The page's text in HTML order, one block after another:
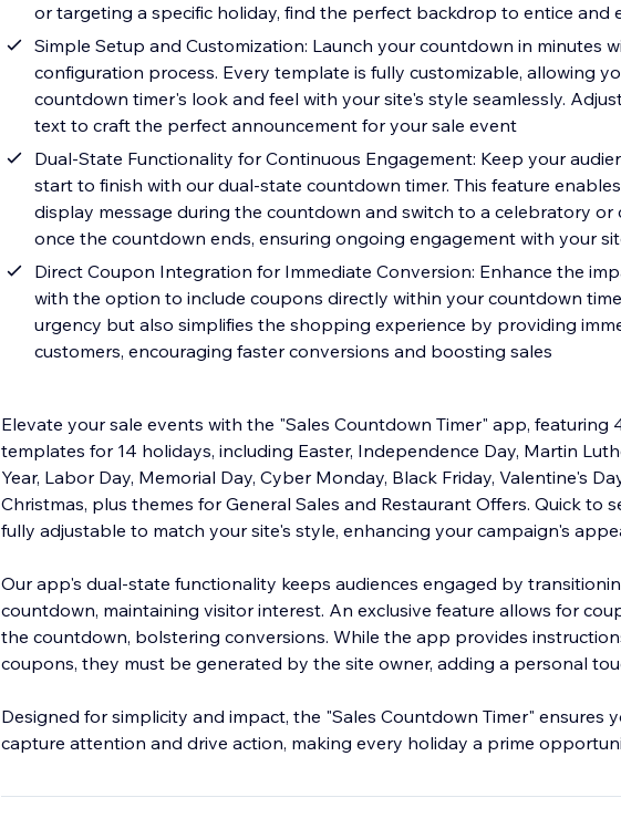
or targeting a specific holiday, find the perfect backdrop to entice and
Simple Setup and Customization: Launch your countdown in minutes
configuration process. Every template is fully customizable, allowing
countdown timer's look and feel with your site's style seamlessly.
text to craft the perfect announcement for your sale event
Dual-State Functionality for Continuous Engagement: Keep your
start to finish with our dual-state countdown timer. This feature
display message during the countdown and switch to a celebratory or
once the countdown ends, ensuring ongoing engagement with your
Direct Coupon Integration for Immediate Conversion: Enhance the
with the option to include coupons directly within your countdown
urgency but also simplifies the shopping experience by providing
customers, encouraging faster conversions and boosting sales
Elevate your sale events with the "Sales Countdown Timer" app, featuring
templates for 14 holidays, including Easter, Independence Day, Martin
Year, Labor Day, Memorial Day, Cyber Monday, Black Friday, Valentine's
Christmas, plus themes for General Sales and Restaurant Offers. Quick to
fully adjustable to match your site's style, enhancing your campaign's
Our app's dual-state functionality keeps audiences engaged by
countdown, maintaining visitor interest. An exclusive feature allows for
the countdown, bolstering conversions. While the app provides
coupons, they must be generated by the site owner, adding a personal
Designed for simplicity and impact, the "Sales Countdown Timer" ensures